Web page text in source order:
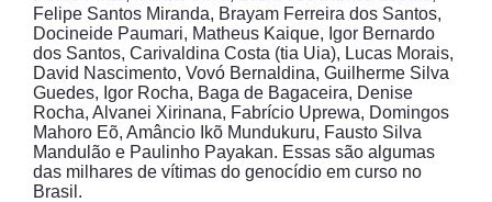
Felipe Santos Miranda, Brayam Ferreira dos Santos,
Docineide Paumari, Matheus Kaique, Igor Bernardo
dos Santos, Carivaldina Costa (tia Uia), Lucas Morais,
David Nascimento, Vovó Bernaldina, Guilherme Silva
Guedes, Igor Rocha, Baga de Bagaceira, Denise
Rocha, Alvanei Xirinana, Fabrício Uprewa, Domingos
Mahoro Eõ, Amâncio Ikõ Mundukuru, Fausto Silva
Mandulão e Paulinho Payakan. Essas são algumas
das milhares de vítimas do genocídio em curso no
Brasil.